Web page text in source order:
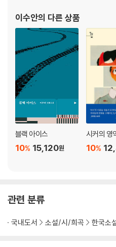
기록을 《저녁의 이웃》을 통해 발견하
이수안의 다른 상품
블랙 아이스
15,120원
10%
시커의 영
10%
관련 분류
국내도서 소설/시/희곡 한국소